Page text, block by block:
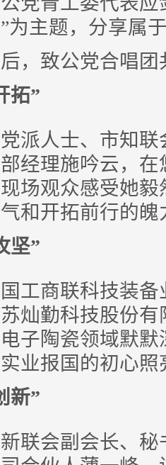
为主题，分享属
致公党合唱团
拓”
人士、市知联
经理施吟云，
场观众感受她
和开拓前行的魄
坚”
商联科技装备
灿勤科技股份
子陶瓷领域默
业报国的初心
新”
会副会长、秘